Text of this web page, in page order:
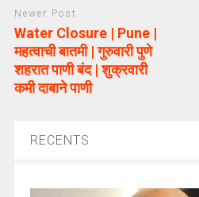
Newer Post
Water Closure | Pune |
महत्वाची बातमी | गुरुवारी पुणे
शहरात पाणी बंद | शुक्रवारी
कमी दाबाने पाणी
RECENTS